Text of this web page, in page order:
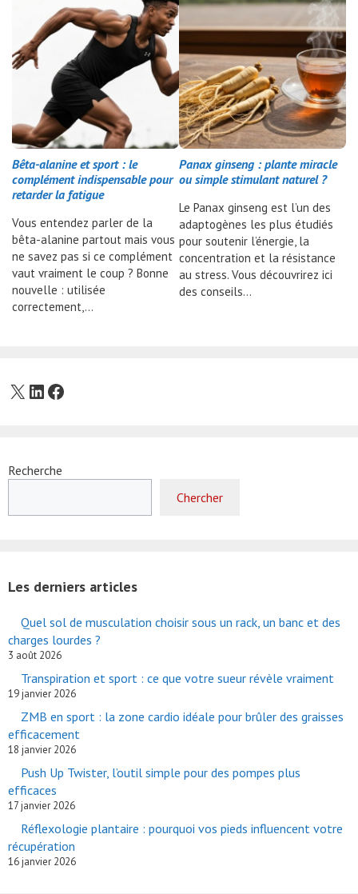
Bêta-alanine et sport : le
complément indispensable pour
retarder la fatigue
Vous entendez parler de la
bêta-alanine partout mais vous
ne savez pas si ce complément
vaut vraiment le coup ? Bonne
nouvelle : utilisée
correctement,…
Panax ginseng : plante miracle
ou simple stimulant naturel ?
Le Panax ginseng est l’un des
adaptogènes les plus étudiés
pour soutenir l’énergie, la
concentration et la résistance
au stress. Vous découvrirez ici
des conseils…
X LinkedIn
Facebook
Recherche
Chercher
Les derniers articles
Quel sol de musculation choisir sous un rack, un banc et des
charges lourdes ?
3 août 2026
Transpiration et sport : ce que votre sueur révèle vraiment
19 janvier 2026
ZMB en sport : la zone cardio idéale pour brûler des graisses
efficacement
18 janvier 2026
Push Up Twister, l’outil simple pour des pompes plus
efficaces
17 janvier 2026
Réflexologie plantaire : pourquoi vos pieds influencent votre
récupération
16 janvier 2026